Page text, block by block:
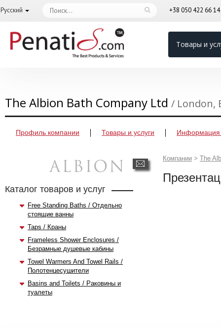
Русский +38 050 422 66 14
Товары и
The Albion Bath Company Ltd / London,
Профиль компании Товары и услуги Информация
Каталог товаров и услуг
Free Standing Baths / Отдельно
стоящие ванны
Taps / Краны
Frameless Shower Enclosures /
Безрамные душевые кабины
Towel Warmers And Towel Rails /
Полотенцесушители
Basins and Toilets / Раковины и
туалеты
Компании > The